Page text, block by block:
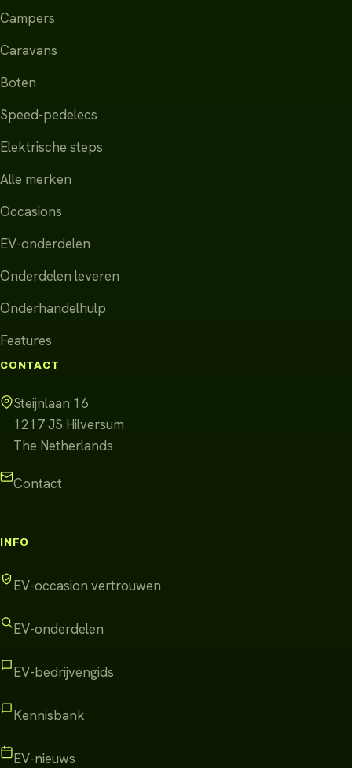
Campers
Caravans
Boten
Speed-pedelecs
Elektrische steps
Alle merken
Occasions
EV-onderdelen
Onderdelen leveren
Onderhandelhulp
Features
CONTACT
Steijnlaan 16
1217 JS Hilversum
The Netherlands
Contact
INFO
EV-occasion vertrouwen
EV-onderdelen
EV-bedrijvengids
Kennisbank
EV-nieuws